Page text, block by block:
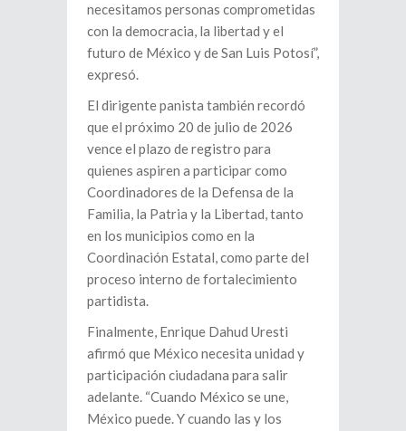
necesitamos personas comprometidas
con la democracia, la libertad y el
futuro de México y de San Luis Potosí”,
expresó.
El dirigente panista también recordó
que el próximo 20 de julio de 2026
vence el plazo de registro para
quienes aspiren a participar como
Coordinadores de la Defensa de la
Familia, la Patria y la Libertad, tanto
en los municipios como en la
Coordinación Estatal, como parte del
proceso interno de fortalecimiento
partidista.
Finalmente, Enrique Dahud Uresti
afirmó que México necesita unidad y
participación ciudadana para salir
adelante. “Cuando México se une,
México puede. Y cuando las y los